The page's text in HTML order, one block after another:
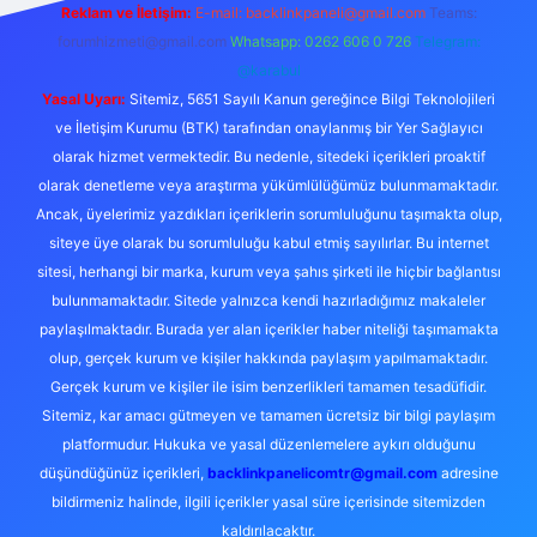
Reklam ve İletişim: E-mail: backlinkpaneli@gmail.com Teams:
forumhizmeti@gmail.com Whatsapp: 0262 606 0 726 Telegram:
@karabul
Yasal Uyarı: Sitemiz, 5651 Sayılı Kanun gereğince Bilgi Teknolojileri
ve İletişim Kurumu (BTK) tarafından onaylanmış bir Yer Sağlayıcı
olarak hizmet vermektedir. Bu nedenle, sitedeki içerikleri proaktif
olarak denetleme veya araştırma yükümlülüğümüz bulunmamaktadır.
Ancak, üyelerimiz yazdıkları içeriklerin sorumluluğunu taşımakta olup,
siteye üye olarak bu sorumluluğu kabul etmiş sayılırlar. Bu internet
sitesi, herhangi bir marka, kurum veya şahıs şirketi ile hiçbir bağlantısı
bulunmamaktadır. Sitede yalnızca kendi hazırladığımız makaleler
paylaşılmaktadır. Burada yer alan içerikler haber niteliği taşımamakta
olup, gerçek kurum ve kişiler hakkında paylaşım yapılmamaktadır.
Gerçek kurum ve kişiler ile isim benzerlikleri tamamen tesadüfidir.
Sitemiz, kar amacı gütmeyen ve tamamen ücretsiz bir bilgi paylaşım
platformudur. Hukuka ve yasal düzenlemelere aykırı olduğunu
düşündüğünüz içerikleri, backlinkpanelicomtr@gmail.comadresine
bildirmeniz halinde, ilgili içerikler yasal süre içerisinde sitemizden
kaldırılacaktır.